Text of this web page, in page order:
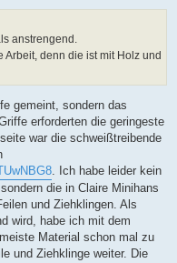
anstrengend.
Arbeit, denn die ist mit Holz und
gemeint, sondern das
erforderten die geringeste
war die schweißtreibende
. Ich habe leider kein
die in Claire Minihans
und Ziehklingen. Als
wird, habe ich mit dem
Material schon mal zu
und Ziehklinge weiter. Die